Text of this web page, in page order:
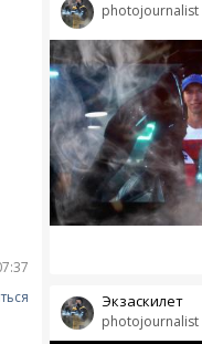
photojournalist
photojournalist
Экзаскилет